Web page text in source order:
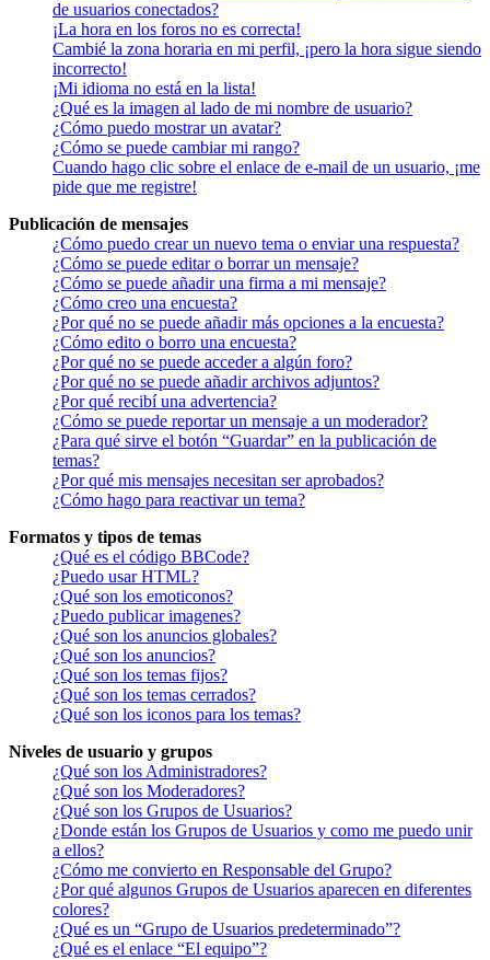
de usuarios conectados?
¡La hora en los foros no es correcta!
Cambié la zona horaria en mi perfil, ¡pero la hora sigue siendo
incorrecto!
¡Mi idioma no está en la lista!
¿Qué es la imagen al lado de mi nombre de usuario?
¿Cómo puedo mostrar un avatar?
¿Cómo se puede cambiar mi rango?
Cuando hago clic sobre el enlace de e-mail de un usuario, ¡me
pide que me registre!
Publicación de mensajes
¿Cómo puedo crear un nuevo tema o enviar una respuesta?
¿Cómo se puede editar o borrar un mensaje?
¿Cómo se puede añadir una firma a mi mensaje?
¿Cómo creo una encuesta?
¿Por qué no se puede añadir más opciones a la encuesta?
¿Cómo edito o borro una encuesta?
¿Por qué no se puede acceder a algún foro?
¿Por qué no se puede añadir archivos adjuntos?
¿Por qué recibí una advertencia?
¿Cómo se puede reportar un mensaje a un moderador?
¿Para qué sirve el botón “Guardar” en la publicación de
temas?
¿Por qué mis mensajes necesitan ser aprobados?
¿Cómo hago para reactivar un tema?
Formatos y tipos de temas
¿Qué es el código BBCode?
¿Puedo usar HTML?
¿Qué son los emoticonos?
¿Puedo publicar imagenes?
¿Qué son los anuncios globales?
¿Qué son los anuncios?
¿Qué son los temas fijos?
¿Qué son los temas cerrados?
¿Qué son los iconos para los temas?
Niveles de usuario y grupos
¿Qué son los Administradores?
¿Qué son los Moderadores?
¿Qué son los Grupos de Usuarios?
¿Donde están los Grupos de Usuarios y como me puedo unir
a ellos?
¿Cómo me convierto en Responsable del Grupo?
¿Por qué algunos Grupos de Usuarios aparecen en diferentes
colores?
¿Qué es un “Grupo de Usuarios predeterminado”?
¿Qué es el enlace “El equipo”?